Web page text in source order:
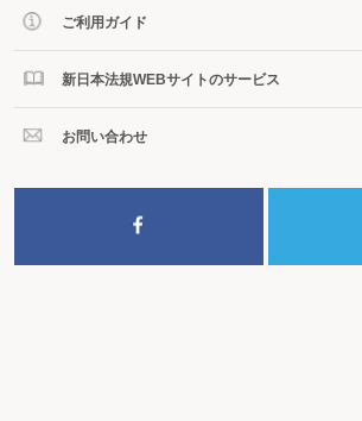
ご利用ガイド
新日本法規WEBサイトのサービス
お問い合わせ